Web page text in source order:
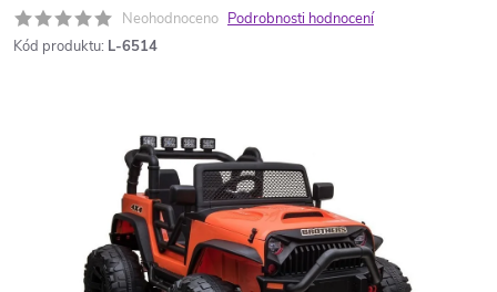
Neohodnoceno Podrobnosti hodnocení
Kód produktu: L-6514